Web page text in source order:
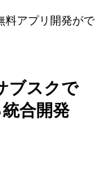
料アプリ開発がで
ブスクで
合開発